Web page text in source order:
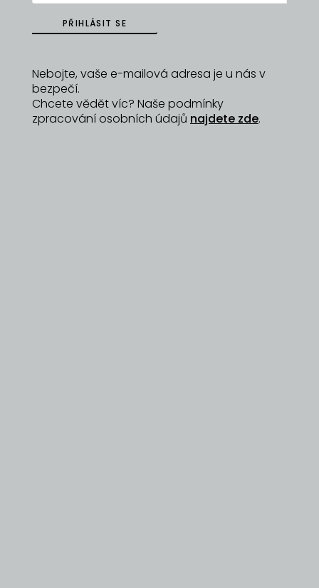
DYZAJNÉRY
PŘIHLÁSIT SE
Nebojte, vaše e-mailová adresa je u nás v
bezpečí.
Chcete vědět víc? Naše podmínky
zpracování osobních údajů najdete zde.